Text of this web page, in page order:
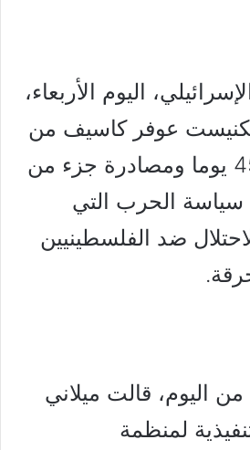
اليوم الأربعاء،
عوفر كاسيف من
الكنيست لمدة 45 يوما ومصادرة جزء من
سياسة الحرب التي
ضد الفلسطينيين
اليوم، قالت ميلاني
لمنظمة